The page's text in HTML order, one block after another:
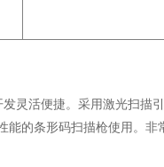
灵活便捷。采用激光扫
的条形码扫描枪使用。